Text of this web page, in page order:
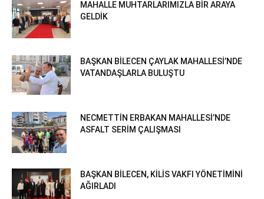
MAHALLE MUHTARLARIMIZLA BİR ARAYA
GELDİK
BAŞKAN BİLECEN ÇAYLAK MAHALLESİ’NDE
VATANDAŞLARLA BULUŞTU
NECMETTİN ERBAKAN MAHALLESİ’NDE
ASFALT SERİM ÇALIŞMASI
BAŞKAN BİLECEN, KİLİS VAKFI YÖNETİMİNİ
AĞIRLADI